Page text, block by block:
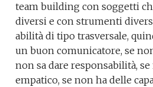
team building con soggetti
diversi e con strumenti
abilità di tipo trasversale,
un buon comunicatore, se
non sa dare responsabilità, se
empatico, se non ha delle